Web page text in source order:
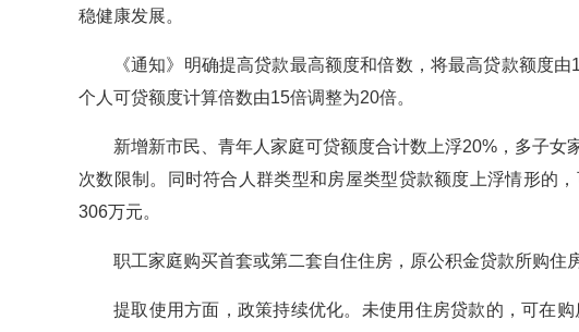
稳健康发展。
《通知》明确提高贷款最高额度和倍数，将最高贷款额度
个人可贷额度计算倍数由15倍调整为20倍。
新增新市民、青年人家庭可贷额度合计数上浮20%，多子
次数限制。同时符合人群类型和房屋类型贷款额度上浮情形的
306万元。
职工家庭购买首套或第二套自住住房，原公积金贷款所购住
提取使用方面，政策持续优化。未使用住房贷款的，可在